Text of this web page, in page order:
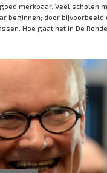
merkbaar. Veel scholen
beginnen; door
Hoe gaat het in De